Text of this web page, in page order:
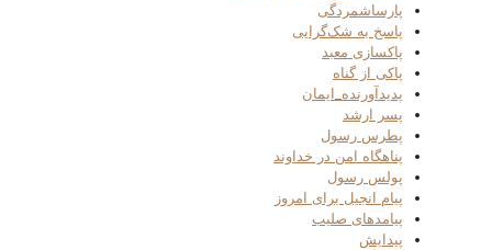
پارساشمردگی
پاسخ به شک‌گرایی
پاکسازی معبد
پاکی از گناه
پدیدآورنده_ایمان
پسر ارشد
پطرس رسول
پناهگاه امن در خداوند
پولس رسول
پیام انجیل برای امروز
پیامدهای صلیب
پیدایش